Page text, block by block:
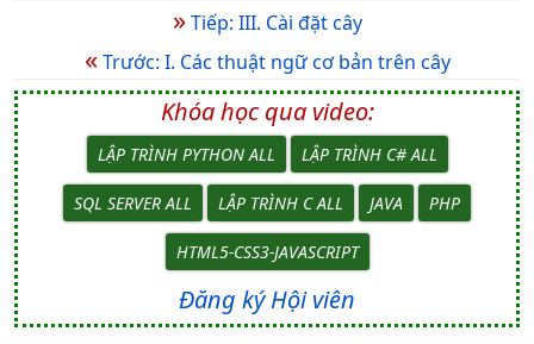
»Tiếp: III. Cài đặt cây
«Trước: I. Các thuật ngữ cơ bản trên cây
Khóa học qua video:
LẬP TRÌNH PYTHON ALL LẬP TRÌNH C# ALL
SQL SERVER ALL LẬP TRÌNH C ALL JAVA PHP
HTML5-CSS3-JAVASCRIPT
Đăng ký Hội viên